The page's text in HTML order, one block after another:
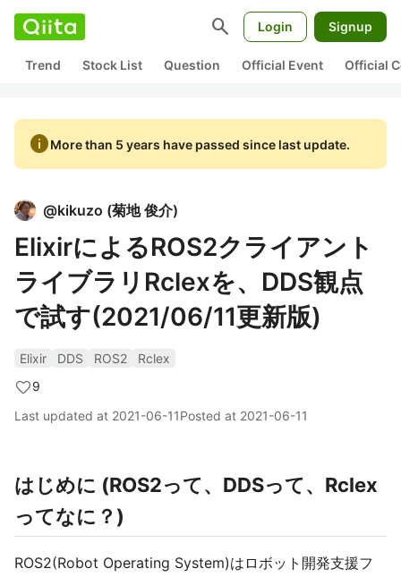
search Login Signup
Trend Stock List Question Official Event Official
infoMore than 5 years have passed since last update.
@kikuzo (菊地 俊介)
ElixirによるROS2クライアント
ライブラリRclexを、DDS観点
で試す(2021/06/11更新版)
Elixir DDS ROS2
Rclex
9
Last updated at 2021-06-11Posted at 2021-06-11
はじめに (ROS2って、DDSって、Rclex
ってなに？)
ROS2(Robot Operating System)はロボット開発支援フ